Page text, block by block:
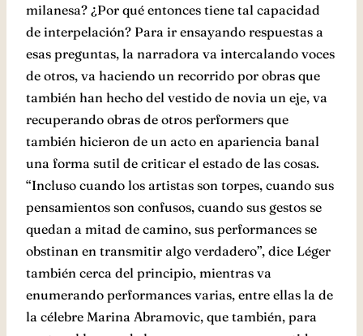
milanesa? ¿Por qué entonces tiene tal capacidad
de interpelación? Para ir ensayando respuestas a
esas preguntas, la narradora va intercalando voces
de otros, va haciendo un recorrido por obras que
también han hecho del vestido de novia un eje, va
recuperando obras de otros performers que
también hicieron de un acto en apariencia banal
una forma sutil de criticar el estado de las cosas.
“Incluso cuando los artistas son torpes, cuando sus
pensamientos son confusos, cuando sus gestos se
quedan a mitad de camino, sus performances se
obstinan en transmitir algo verdadero”, dice Léger
también cerca del principio, mientras va
enumerando performances varias, entre ellas la de
la célebre Marina Abramovic, que también, para